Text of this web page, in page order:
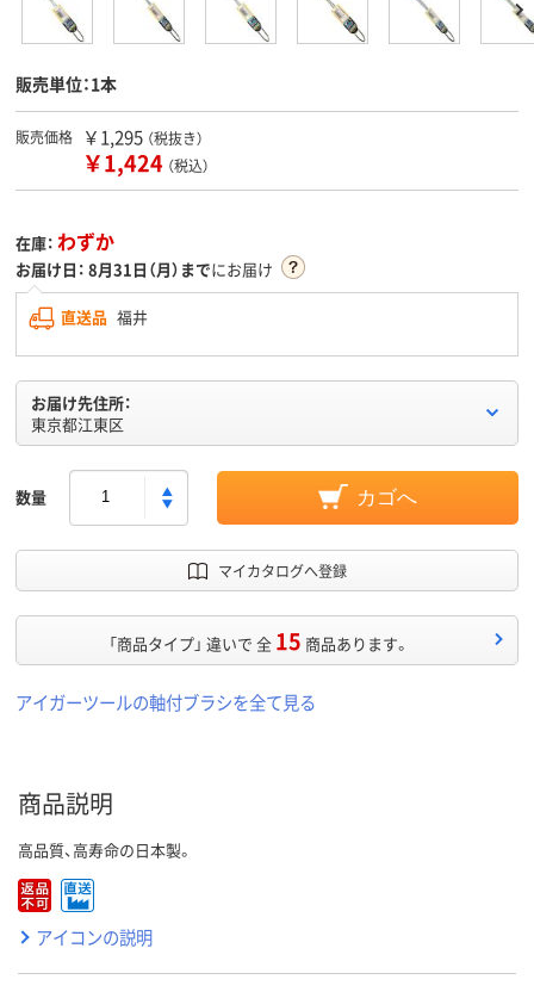
販売単位：1本
販売価格 ￥1,295 （税抜き）
￥1,424 （税込）
在庫： わずか
お届け日： 8月31日（月）までにお届け
直送品 福井
お届け先住所：
東京都江東区
数量 カゴへ
マイカタログへ登録
「商品タイプ」 違いで 全 15 商品あります。
アイガーツールの軸付ブラシを全て見る
商品説明
高品質、高寿命の日本製。
アイコンの説明